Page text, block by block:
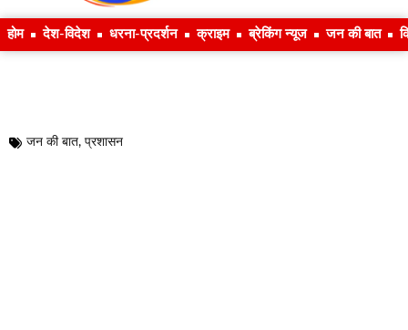
होम देश-विदेश धरना-प्रदर्शन क्राइम ब्रेकिंग न्यूज जन की बात
जन की बात, प्रशासन